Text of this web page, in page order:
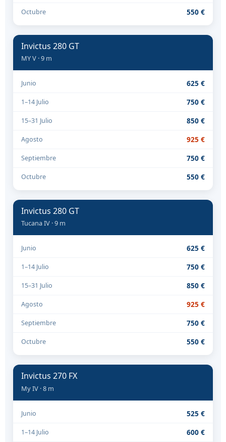
Octubre 550 €
Invictus 280 GT
MY V · 9 m
Junio 625 €
1–14 Julio 750 €
15–31 Julio 850 €
Agosto 925 €
Septiembre 750 €
Octubre 550 €
Invictus 280 GT
Tucana IV · 9 m
Junio 625 €
1–14 Julio 750 €
15–31 Julio 850 €
Agosto 925 €
Septiembre 750 €
Octubre 550 €
Invictus 270 FX
My IV · 8 m
Junio 525 €
1–14 Julio 600 €